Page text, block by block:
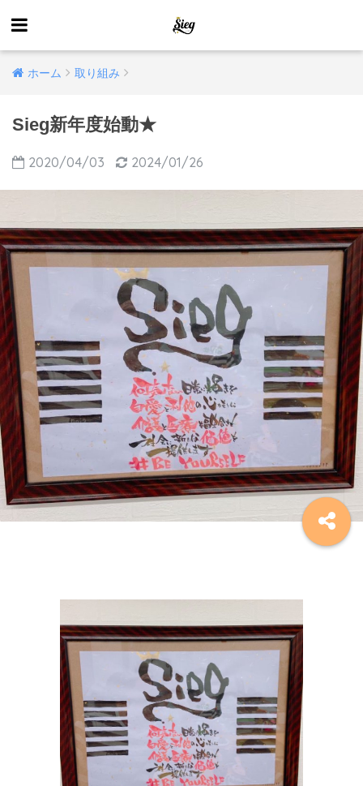
ホーム 取り組み
Sieg新年度始動★
2020/04/03 2024/01/26